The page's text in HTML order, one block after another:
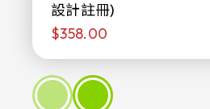
設計註冊)
$358.00